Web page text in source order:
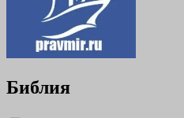
Библия